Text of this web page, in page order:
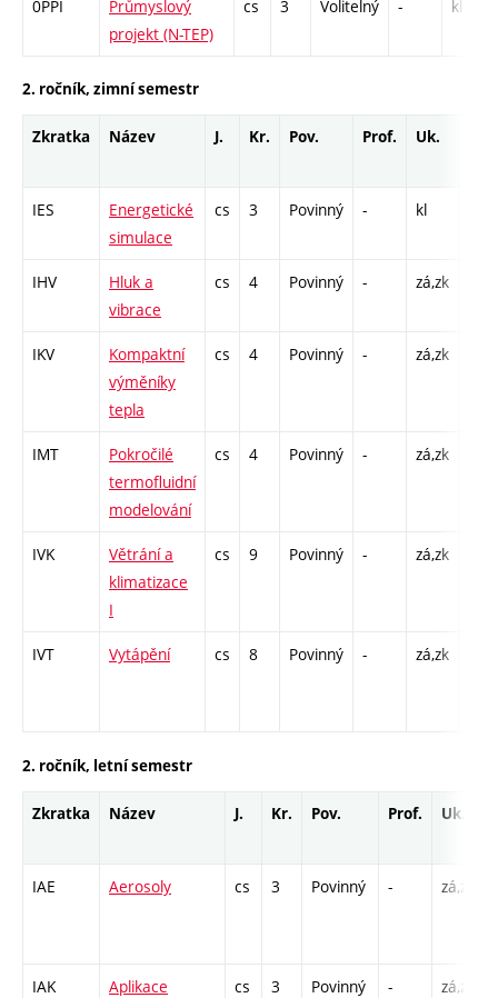
0PPI
Průmyslový
projekt (N-TEP)
cs 3 Volitelný - kl
2. ročník, zimní semestr
Zkratka Název J. Kr. Pov. Prof. Uk.
IES
Energetické
simulace
cs 3 Povinný - kl
IHV
Hluk a
vibrace
cs 4 Povinný - zá,zk
IKV
Kompaktní
výměníky
tepla
cs 4 Povinný - zá,zk
IMT
Pokročilé
termofluidní
modelování
cs 4 Povinný - zá,zk
IVK
Větrání a
klimatizace
I
cs 9 Povinný - zá,zk
IVT Vytápění cs 8 Povinný - zá,zk
2. ročník, letní semestr
Zkratka Název J. Kr. Pov. Prof. Uk.
IAE Aerosoly cs 3 Povinný - zá,zk
IAK
Aplikace
cs 3 Povinný - zá,zk